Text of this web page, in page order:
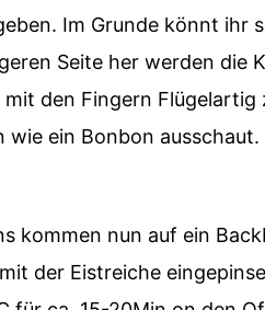
Im Grunde könnt ihr
Seite her werden die
den Fingern Flügelartig
wie ein Bonbon ausschaut.
kommen nun auf ein
der Eistreiche